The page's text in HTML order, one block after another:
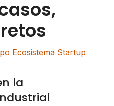
Ecosistema Startup
la